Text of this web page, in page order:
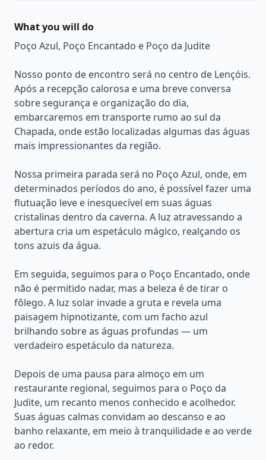
What you will do
Poço Azul, Poço Encantado e Poço da Judite
Nosso ponto de encontro será no centro de Lençóis.
Após a recepção calorosa e uma breve conversa
sobre segurança e organização do dia,
embarcaremos em transporte rumo ao sul da
Chapada, onde estão localizadas algumas das águas
mais impressionantes da região.
Nossa primeira parada será no Poço Azul, onde, em
determinados períodos do ano, é possível fazer uma
flutuação leve e inesquecível em suas águas
cristalinas dentro da caverna. A luz atravessando a
abertura cria um espetáculo mágico, realçando os
tons azuis da água.
Em seguida, seguimos para o Poço Encantado, onde
não é permitido nadar, mas a beleza é de tirar o
fôlego. A luz solar invade a gruta e revela uma
paisagem hipnotizante, com um facho azul
brilhando sobre as águas profundas — um
verdadeiro espetáculo da natureza.
Depois de uma pausa para almoço em um
restaurante regional, seguimos para o Poço da
Judite, um recanto menos conhecido e acolhedor.
Suas águas calmas convidam ao descanso e ao
banho relaxante, em meio à tranquilidade e ao verde
ao redor.